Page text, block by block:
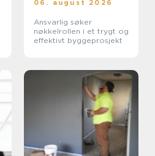
06. august 2026
Ansvarlig søker
nøkkelrollen i et trygt og
effektivt byggeprosjekt